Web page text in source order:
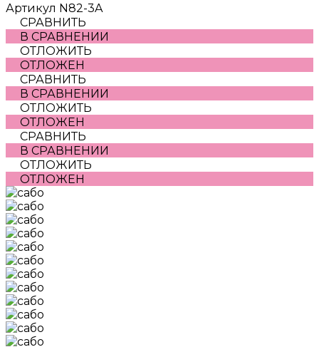
Артикул N82-3A
СРАВНИТЬ
В СРАВНЕНИИ
ОТЛОЖИТЬ
ОТЛОЖЕН
СРАВНИТЬ
В СРАВНЕНИИ
ОТЛОЖИТЬ
ОТЛОЖЕН
СРАВНИТЬ
В СРАВНЕНИИ
ОТЛОЖИТЬ
ОТЛОЖЕН